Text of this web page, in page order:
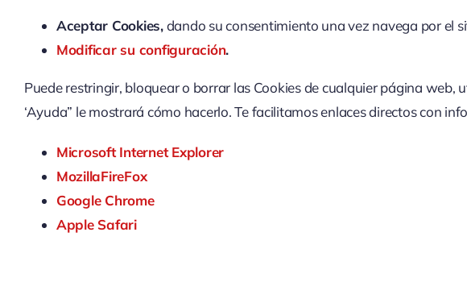
Aceptar Cookies,dando su consentimiento una vez navega por el
Modificar su configuración.
Puede restringir, bloquear o borrar las Cookies de cualquier página
‘Ayuda” le mostrará cómo hacerlo. Te facilitamos enlaces directos con
Microsoft Internet Explorer
MozillaFireFox
Google Chrome
Apple Safari